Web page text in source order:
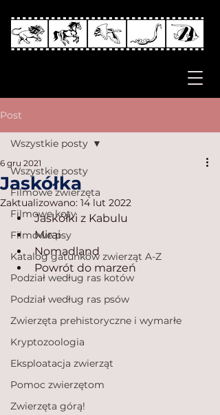
Post
Wszystkie posty
Filmowe zwierzęta
Filmowe koty
Filmowe psy
Katalog gatunków zwierząt A-Z
Podział według ras kotów
Podział według ras psów
Zwierzęta prehistoryczne i wymarłe
Kryptozoologia
Eksploatacja zwierząt
Pomoc zwierzętom
Zwierzęta górą!
Wszystkie posty
Jaskółka
6 gru 2021
Zaktualizowano: 14 lut 2022
Jaskółki z Kabulu
Mirai
Nomadland
Powrót do marzeń